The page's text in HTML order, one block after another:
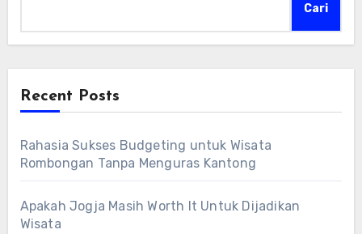
Cari
Recent Posts
Rahasia Sukses Budgeting untuk Wisata
Rombongan Tanpa Menguras Kantong
Apakah Jogja Masih Worth It Untuk Dijadikan
Wisata